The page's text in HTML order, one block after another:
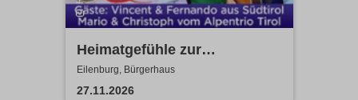
Heimatgefühle zur
Weihnachtszeit 2026 - Das
Konzertprogramm mit Herz
Eilenburg, Bürgerhaus
27.11.2026